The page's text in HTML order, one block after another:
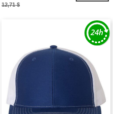
12,71 $